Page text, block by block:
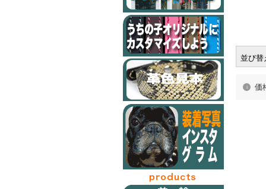
並び替
価